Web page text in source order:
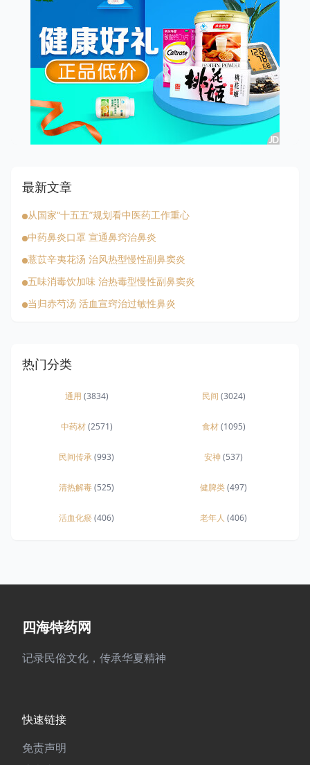
最新文章
从国家“十五五”规划看中医药工作重心
中药鼻炎口罩 宣通鼻窍治鼻炎
薏苡辛夷花汤 治风热型慢性副鼻窦炎
五味消毒饮加味 治热毒型慢性副鼻窦炎
当归赤芍汤 活血宣窍治过敏性鼻炎
热门分类
通用 (3834) 民间 (3024)
中药材(2571) 食材(1095)
民间传承(993) 安神(537)
清热解毒(525) 健脾类(497)
活血化瘀(406) 老年人 (406)
四海特药网
记录民俗文化，传承华夏精神
快速链接
免责声明